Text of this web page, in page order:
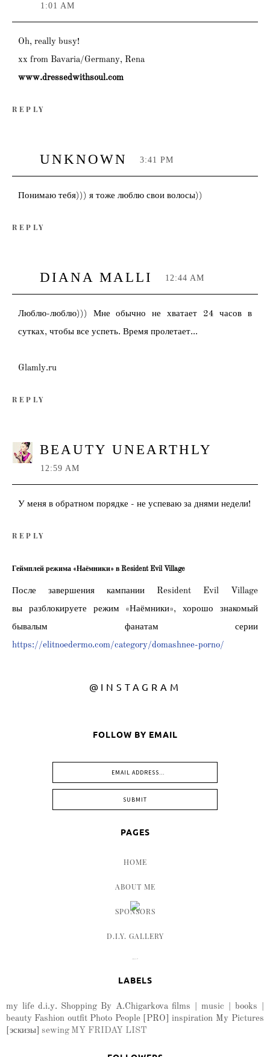
1:01 AM
Oh, really busy!
xx from Bavaria/Germany, Rena
www.dressedwithsoul.com
REPLY
UNKNOWN 3:41 PM
Понимаю тебя))) я тоже люблю свои волосы))
REPLY
DIANA MALLI 12:44 AM
Люблю-люблю))) Мне обычно не хватает 24 часов в
сутках, чтобы все успеть. Время пролетает...
Glamly.ru
REPLY
BEAUTY UNEARTHLY
12:59 AM
У меня в обратном порядке - не успеваю за днями недели!
REPLY
@INSTAGRAM
FOLLOW BY EMAIL
PAGES
HOME
ABOUT ME
SPONSORS
D.I.Y. GALLERY
LABELS
my life d.i.y. Shopping By A.Chigarkova films | music | books |
beauty Fashion outfit Photo People [PRO] inspiration My Pictures
[эскизы] sewing MY FRIDAY LIST